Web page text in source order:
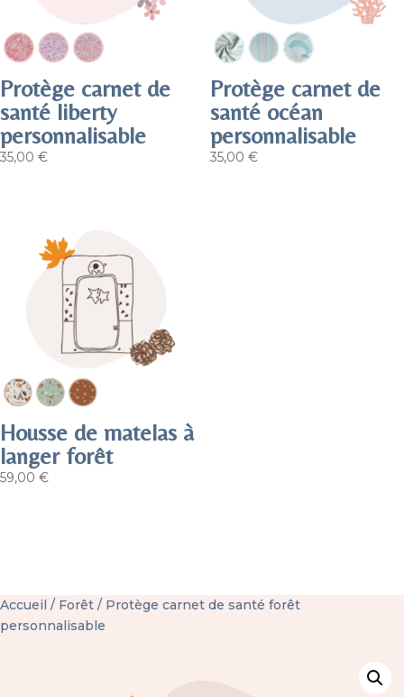
Protège carnet de
santé liberty
personnalisable
35,00 €
Protège carnet de
santé océan
personnalisable
35,00 €
Housse de matelas à
langer forêt
59,00 €
Accueil / Forêt / Protège carnet de santé forêt
personnalisable